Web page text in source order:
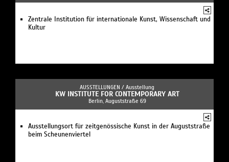
Zentrale Institution für internationale Kunst, Wissenschaft und
Kultur
AUSSTELLUNGEN / Ausstellung
KW INSTITUTE FOR CONTEMPORARY ART
Berlin, Auguststraße 69
Ausstellungsort für zeitgenössische Kunst in der Auguststraße
beim Scheunenviertel